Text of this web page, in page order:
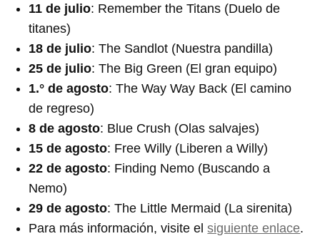
11 de julio: Remember the Titans (Duelo de
titanes)
18 de julio: The Sandlot (Nuestra pandilla)
25 de julio: The Big Green (El gran equipo)
1.° de agosto: The Way Way Back (El camino
de regreso)
8 de agosto: Blue Crush (Olas salvajes)
15 de agosto: Free Willy (Liberen a Willy)
22 de agosto: Finding Nemo (Buscando a
Nemo)
29 de agosto: The Little Mermaid (La sirenita)
Para más información, visite elsiguiente enlace.